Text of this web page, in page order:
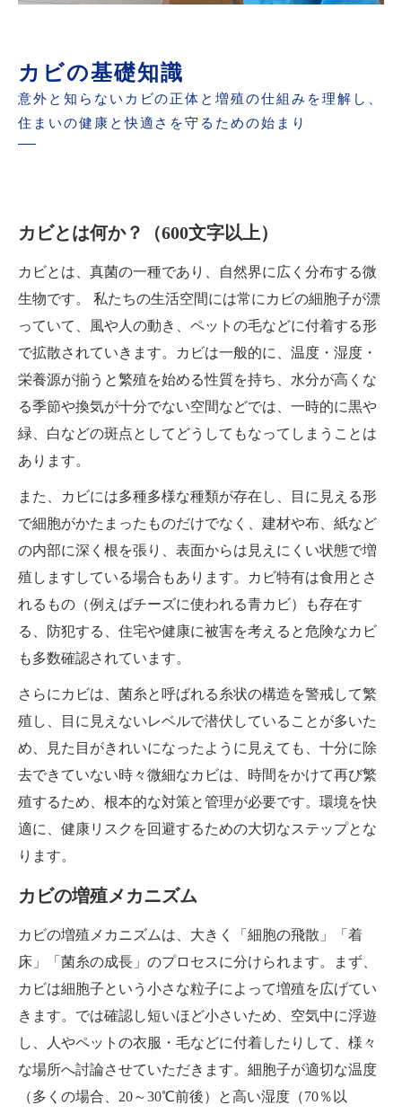
カビの基礎知識
意外と知らないカビの正体と増殖の仕組みを理解し、
住まいの健康と快適さを守るための始まり
カビとは何か？（600文字以上）
カビとは、真菌の一種であり、自然界に広く分布する微
生物です。 私たちの生活空間には常にカビの細胞子が漂
っていて、風や人の動き、ペットの毛などに付着する形
で拡散されていきます。カビは一般的に、温度・湿度・
栄養源が揃うと繁殖を始める性質を持ち、水分が高くな
る季節や換気が十分でない空間などでは、一時的に黒や
緑、白などの斑点としてどうしてもなってしまうことは
あります。
また、カビには多種多様な種類が存在し、目に見える形
で細胞がかたまったものだけでなく、建材や布、紙など
の内部に深く根を張り、表面からは見えにくい状態で増
殖しますしている場合もあります。カビ特有は食用とさ
れるもの（例えばチーズに使われる青カビ）も存在す
る、防犯する、住宅や健康に被害を考えると危険なカビ
も多数確認されています。
さらにカビは、菌糸と呼ばれる糸状の構造を警戒して繁
殖し、目に見えないレベルで潜伏していることが多いた
め、見た目がきれいになったように見えても、十分に除
去できていない時々微細なカビは、時間をかけて再び繁
殖するため、根本的な対策と管理が必要です。環境を快
適に、健康リスクを回避するための大切なステップとな
ります。
カビの増殖メカニズム
カビの増殖メカニズムは、大きく「細胞の飛散」「着
床」「菌糸の成長」のプロセスに分けられます。まず、
カビは細胞子という小さな粒子によって増殖を広げてい
きます。では確認し短いほど小さいため、空気中に浮遊
し、人やペットの衣服・毛などに付着したりして、様々
な場所へ討論させていただきます。細胞子が適切な温度
（多くの場合、20～30℃前後）と高い湿度（70％以